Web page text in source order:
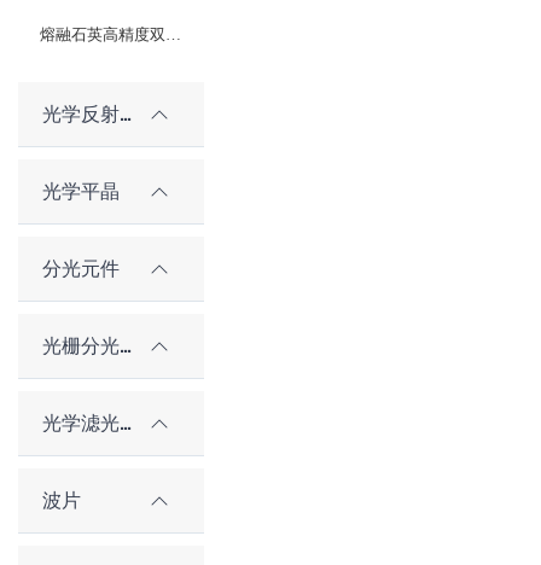
光学反射镜
光学平晶
分光元件
光栅分光元件
光学滤光片
波片